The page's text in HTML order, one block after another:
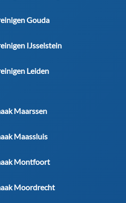
Gouda
IJsselstein
Leiden
Maarssen
Maassluis
Montfoort
Moordrecht